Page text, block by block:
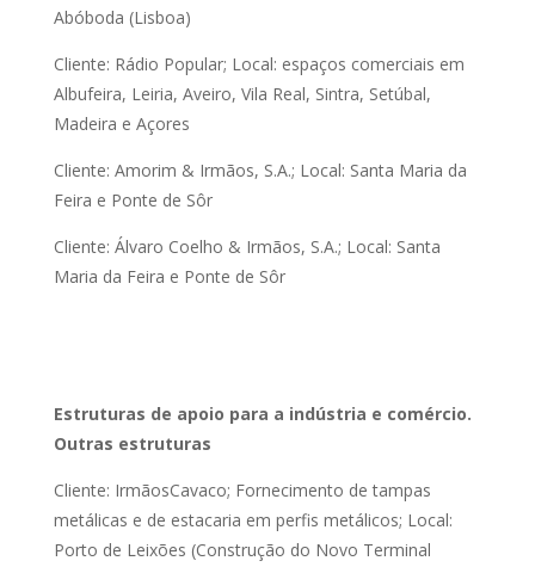
Abóboda (Lisboa)
Cliente: Rádio Popular; Local: espaços comerciais em
Albufeira, Leiria, Aveiro, Vila Real, Sintra, Setúbal,
Madeira e Açores
Cliente: Amorim & Irmãos, S.A.; Local: Santa Maria da
Feira e Ponte de Sôr
Cliente: Álvaro Coelho & Irmãos, S.A.; Local: Santa
Maria da Feira e Ponte de Sôr
Estruturas de apoio para a indústria e comércio.
Outras estruturas
Cliente: IrmãosCavaco; Fornecimento de tampas
metálicas e de estacaria em perfis metálicos; Local:
Porto de Leixões (Construção do Novo Terminal